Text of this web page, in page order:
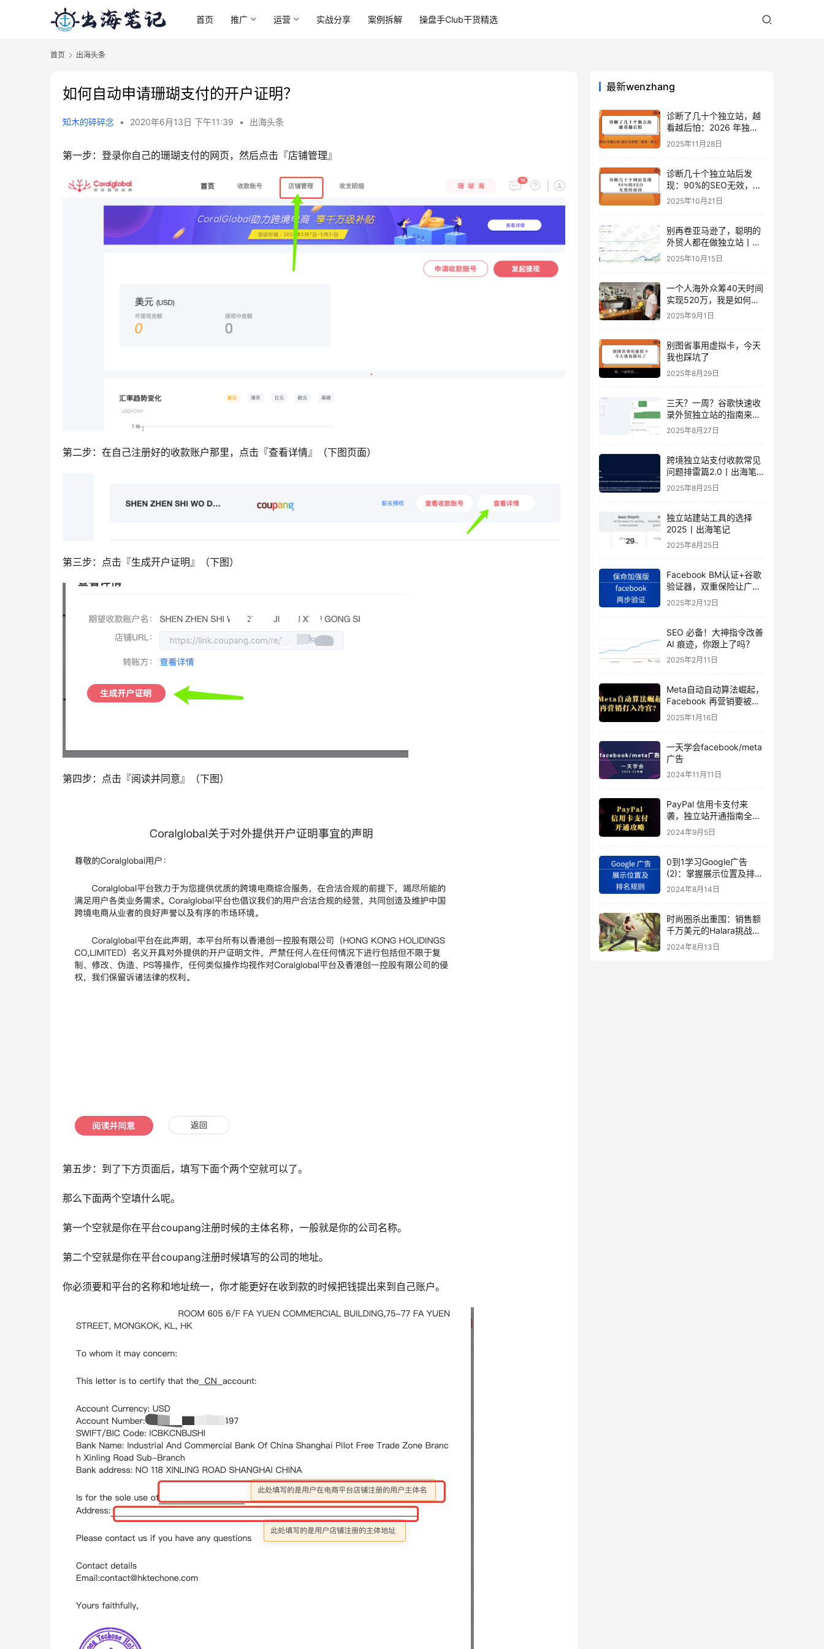
首页 推广 运营 实战分享 案例拆解 操盘手Club干货精选
首页 出海头条
如何自动申请珊瑚支付的开户证明？
知木的碎碎念 • 2020年6月13日 下午11:39 • 出海头条
第一步：登录你自己的珊瑚支付的网页，然后点击『店铺管理』
第二步：在自己注册好的收款账户那里，点击『查看详情』（下图页面）
第三步：点击『生成开户证明』（下图）
第四步：点击『阅读并同意』（下图）
第五步：到了下方页面后，填写下面个两个空就可以了。
那么下面两个空填什么呢。
第一个空就是你在平台coupang注册时候的主体名称，一般就是你的公司名称。
第二个空就是你在平台coupang注册时候填写的公司的地址。
你必须要和平台的名称和地址统一，你才能更好在收到款的时候把钱提出来到自己账户。
最新wenzhang
诊断了几十个独立站，越
看越后怕：2026 年独立
站 SEO 可能会突然“卷死
一批人”？
2025年11月28日
诊断几十个独立站后发
现：90%的SEO无效，是
因为忽略了这关键一步
2025年10月21日
别再卷亚马逊了，聪明的
外贸人都在做独立站丨出
海笔记
2025年10月15日
一个人海外众筹40天时间
实现520万，我是如何做
到的？丨出海笔记
2025年9月1日
别图省事用虚拟卡，今天
我也踩坑了
2025年8月29日
三天？一周？谷歌快速收
录外贸独立站的指南来
了！丨出海笔记
2025年8月27日
跨境独立站支付收款常见
问题排雷篇2.0丨出海笔
记
2025年8月25日
独立站建站工具的选择
2025丨出海笔记
2025年8月25日
Facebook BM认证+谷歌
验证器，双重保险让广告
投手账号稳如泰山
2025年2月12日
SEO 必备！大神指令改善
AI 痕迹，你跟上了吗？
2025年2月11日
Meta自动自动算法崛起，
Facebook 再营销要被打
入冷宫？
2025年1月16日
一天学会facebook/meta
广告
2024年11月11日
PayPal 信用卡支付来
袭，独立站开通指南全揭
秘
2024年9月5日
0到1学习Google广告
(2)：掌握展示位置及排名
规则
2024年8月14日
时尚圈杀出重围：销售额
千万美元的Halara挑战
SHEIN成新时尚巨头
（上）
2024年8月13日